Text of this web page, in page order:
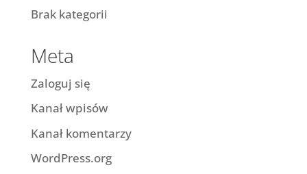
Brak kategorii
Meta
Zaloguj się
Kanał wpisów
Kanał komentarzy
WordPress.org